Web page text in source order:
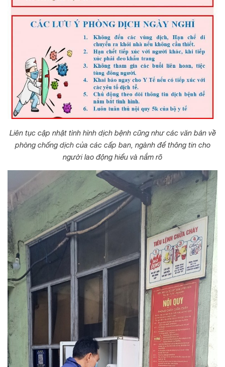
Liên tục cập nhật tình hình dịch bệnh cũng như các văn bản về
phòng chống dịch của các cấp ban, ngành để thông tin cho
người lao động hiểu và nắm rõ